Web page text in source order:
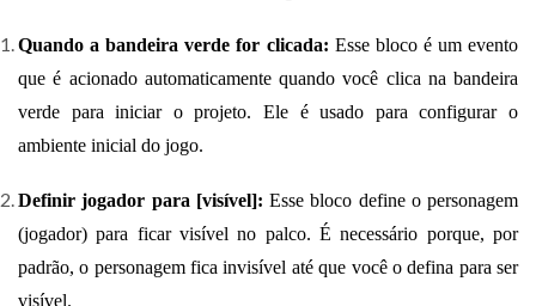
Quando a bandeira verde for clicada: Esse bloco é um evento
que é acionado automaticamente quando você clica na bandeira
verde para iniciar o projeto. Ele é usado para configurar o
ambiente inicial do jogo.
Definir jogador para [visível]: Esse bloco define o personagem
(jogador) para ficar visível no palco. É necessário porque, por
padrão, o personagem fica invisível até que você o defina para ser
visível.